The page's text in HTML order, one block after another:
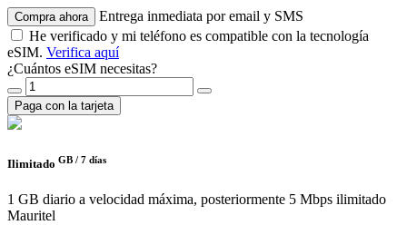
Compra ahora
Entrega inmediata por email y SMS
He verificado y mi teléfono es compatible con la tecnología
eSIM. Verifica aquí
¿Cuántos eSIM necesitas?
Paga con la tarjeta
Ilimitado GB / 7 días
1 GB diario a velocidad máxima, posteriormente 5 Mbps ilimitado
Mauritel